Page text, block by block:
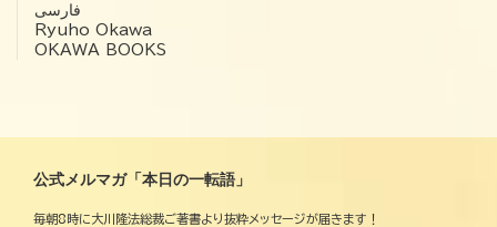
فارسی
Ryuho Okawa
OKAWA BOOKS
公式メルマガ「本日の一転語」
毎朝8時に大川隆法総裁ご著書より抜粋メッセージが届きます！